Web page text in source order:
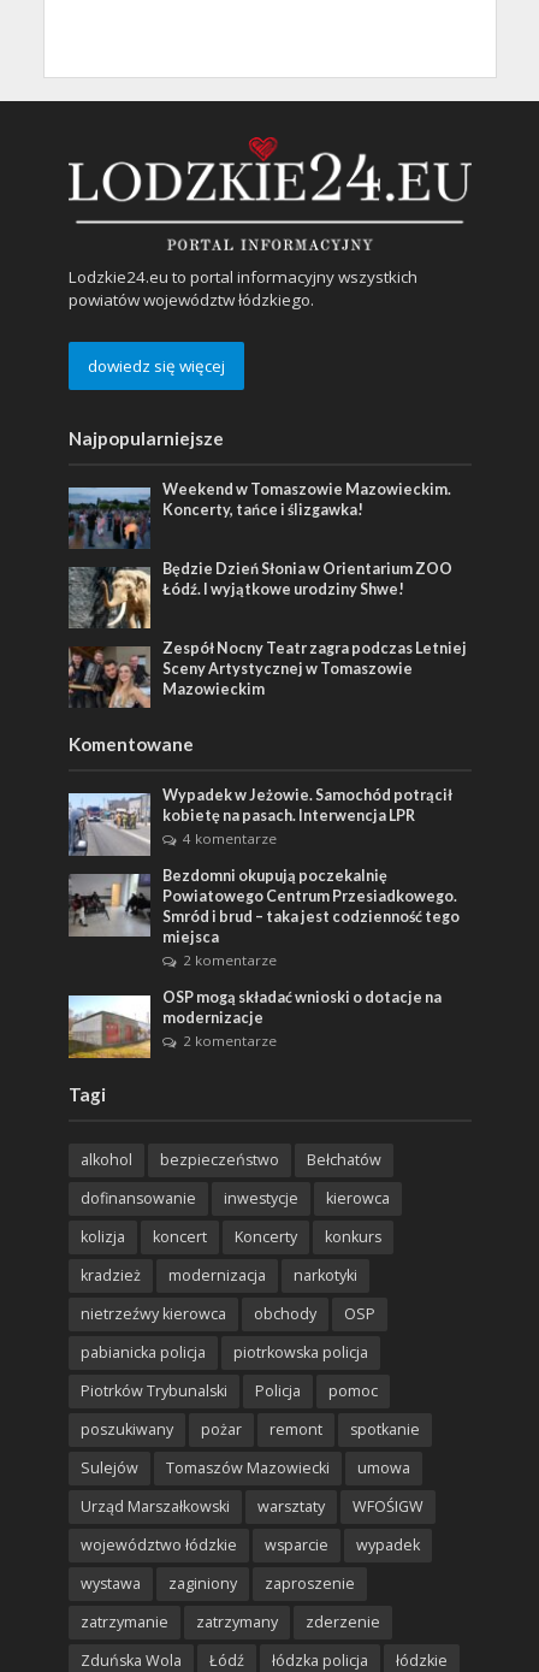
Lodzkie24.eu to portal informacyjny wszystkich
powiatów województw łódzkiego.
dowiedz się więcej
Najpopularniejsze
Weekend w Tomaszowie Mazowieckim.
Koncerty, tańce i ślizgawka!
Będzie Dzień Słonia w Orientarium ZOO
Łódź. I wyjątkowe urodziny Shwe!
Zespół Nocny Teatr zagra podczas Letniej
Sceny Artystycznej w Tomaszowie
Mazowieckim
Komentowane
Wypadek w Jeżowie. Samochód potrącił
kobietę na pasach. Interwencja LPR
4 komentarze
Bezdomni okupują poczekalnię
Powiatowego Centrum Przesiadkowego.
Smród i brud – taka jest codzienność tego
miejsca
2 komentarze
OSP mogą składać wnioski o dotacje na
modernizacje
2 komentarze
Tagi
alkohol bezpieczeństwo
Bełchatów
dofinansowanie
inwestycje
kierowca
kolizja
koncert Koncerty
konkurs
kradzież
modernizacja
narkotyki
nietrzeźwy kierowca
obchody
OSP
pabianicka policja
piotrkowska policja
Piotrków Trybunalski
Policja
pomoc
poszukiwany
pożar remont
spotkanie
Sulejów
Tomaszów Mazowiecki
umowa
Urząd Marszałkowski
warsztaty
WFOŚIGW
województwo łódzkie
wsparcie
wypadek
wystawa
zaginiony
zaproszenie
zatrzymanie
zatrzymany
zderzenie
Zduńska Wola
Łódź łódzka policja łódzkie